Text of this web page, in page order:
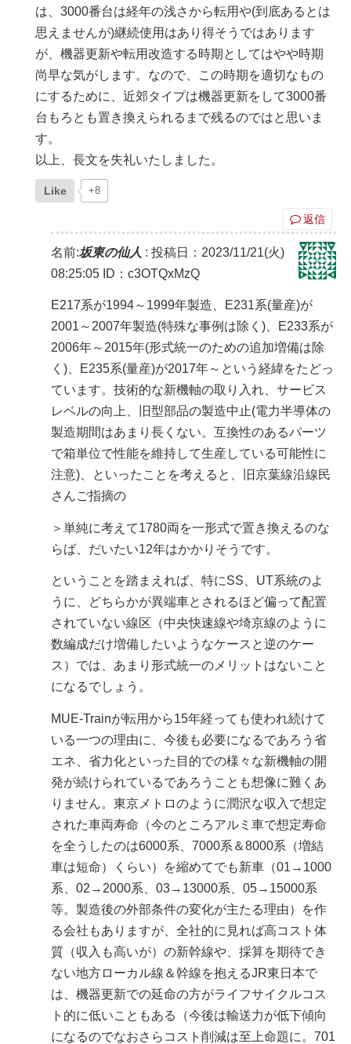
は、3000番台は経年の浅さから転用や(到底あるとは
思えませんが)継続使用はあり得そうではあります
が、機器更新や転用改造する時期としてはやや時期
尚早な気がします。なので、この時期を適切なもの
にするために、近郊タイプは機器更新をして3000番
台もろとも置き換えられるまで残るのではと思いま
す。
以上、長文を失礼いたしました。
Like +8
返信
名前:坂東の仙人 : 投稿日：2023/11/21(火)
08:25:05 ID：c3OTQxMzQ
E217系が1994～1999年製造、E231系(量産)が
2001～2007年製造(特殊な事例は除く)、E233系が
2006年～2015年(形式統一のための追加増備は除
く)、E235系(量産)が2017年～という経緯をたどっ
ています。技術的な新機軸の取り入れ、サービス
レベルの向上、旧型部品の製造中止(電力半導体の
製造期間はあまり長くない。互換性のあるパーツ
で箱単位で性能を維持して生産している可能性に
注意)、といったことを考えると、旧京葉線沿線民
さんご指摘の
＞単純に考えて1780両を一形式で置き換えるのな
らば、だいたい12年はかかりそうです。
ということを踏まえれば、特にSS、UT系統のよ
うに、どちらかが異端車とされるほど偏って配置
されていない線区（中央快速線や埼京線のように
数編成だけ増備したいようなケースと逆のケー
ス）では、あまり形式統一のメリットはないこと
になるでしょう。
MUE-Trainが転用から15年経っても使われ続けて
いる一つの理由に、今後も必要になるであろう省
エネ、省力化といった目的での様々な新機軸の開
発が続けられているであろうことも想像に難くあ
りません。東京メトロのように潤沢な収入で想定
された車両寿命（今のところアルミ車で想定寿命
を全うしたのは6000系、7000系＆8000系（増結
車は短命）くらい）を縮めてでも新車（01→1000
系、02→2000系、03→13000系、05→15000系
等。製造後の外部条件の変化が主たる理由）を作
る会社もありますが、全社的に見れば高コスト体
質（収入も高いが）の新幹線や、採算を期待でき
ない地方ローカル線＆幹線を抱えるJR東日本で
は、機器更新での延命の方がライフサイクルコス
ト的に低いこともある（今後は輸送力が低下傾向
になるのでなおさらコスト削減は至上命題に。701